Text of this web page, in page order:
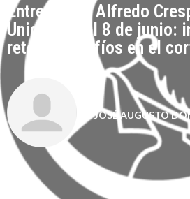
Entrevista a Alfredo
Unido tras el 8 de junio:
retos y desafíos en el
JOSÉ AUGUSTO